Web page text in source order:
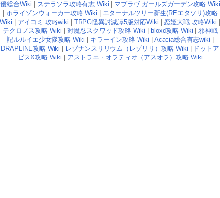
優総合Wiki
ステラソラ攻略有志 Wiki
マブラヴ ガールズガーデン攻略 Wiki
ホライゾンウォーカー攻略 Wiki
エターナルツリー新生(REエタツリ)攻略
Wiki
アイコミ 攻略wiki TRPG怪異討滅譚5版対応Wiki 恋姫大戦 攻略Wiki
テクロノス攻略 Wiki
対魔忍スクワッド攻略 Wiki bloxd攻略 Wiki
邪神戦
記ルルイエ少女隊攻略 Wiki
キラーイン攻略 Wiki Acacia総合有志wiki
DRAPLINE攻略 Wiki
レゾナンスリリウム（レゾリリ）攻略 Wiki
ドットア
ビスX攻略 Wiki
アストラエ・オラティオ（アスオラ）攻略 Wiki